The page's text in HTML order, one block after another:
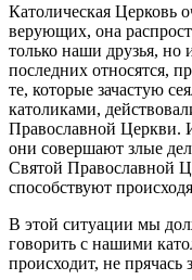
Католическая Церковь
верующих, она
только наши друзья, но
последних относятся,
те, которые зачастую
католиками,
Православной Церкви.
они совершают злые
Святой Православной
способствуют
В этой ситуации мы
говорить с нашими
происходит, не